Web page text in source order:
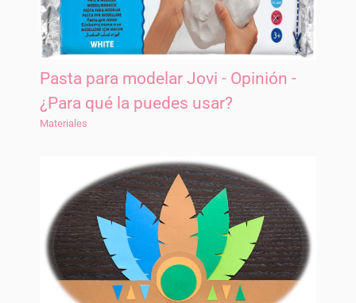
Pasta para modelar Jovi - Opinión -
¿Para qué la puedes usar?
Materiales